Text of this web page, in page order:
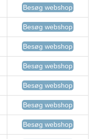
Besøg webshop
Besøg webshop
Besøg webshop
Besøg webshop
Besøg webshop
Besøg webshop
Besøg webshop